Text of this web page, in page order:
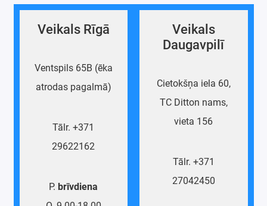
Veikals Rīgā
Ventspils 65B (ēka
atrodas pagalmā)
Tālr. +371
29622162
P.brīvdiena
Veikals
Daugavpilī
Cietokšņa iela 60,
TC Ditton nams,
vieta 156
Tālr. +371
27042450